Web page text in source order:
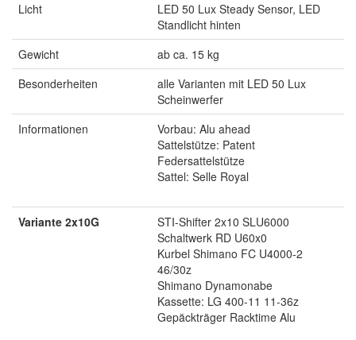
Licht
LED 50 Lux Steady Sensor, LED
Standlicht hinten
Gewicht
ab ca. 15 kg
Besonderheiten
alle Varianten mit LED 50 Lux
Scheinwerfer
Informationen
Vorbau: Alu ahead
Sattelstütze: Patent
Federsattelstütze
Sattel: Selle Royal
Variante 2x10G
STI-Shifter 2x10 SLU6000
Schaltwerk RD U60x0
Kurbel Shimano FC U4000-2
46/30z
Shimano Dynamonabe
Kassette: LG 400-11 11-36z
Gepäckträger Racktime Alu